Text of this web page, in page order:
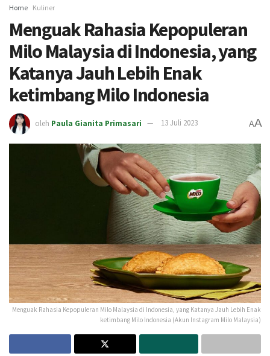
Home Kuliner
Menguak Rahasia Kepopuleran
Milo Malaysia di Indonesia, yang
Katanya Jauh Lebih Enak
ketimbang Milo Indonesia
oleh Paula Gianita Primasari 13 Juli 2023 AA
Menguak Rahasia Kepopuleran Milo Malaysia di Indonesia, yang Katanya Jauh Lebih Enak
ketimbang Milo Indonesia (Akun Instagram Milo Malaysia)